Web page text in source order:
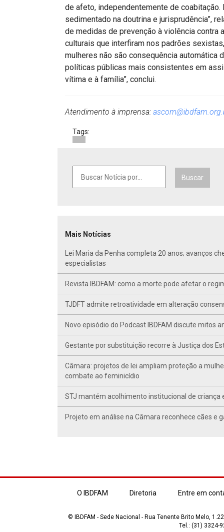
de afeto, independentemente de
sedimentado na doutrina e jurisprudência”,
de medidas de prevenção à violência contra
culturais que interfiram nos padrões
mulheres não são consequência automática
políticas públicas mais consistentes em
vítima e à família”, conclui.
Atendimento à imprensa:
Tags:
Buscar
Mais Notícias
Lei Maria da Penha completa 20 anos; avanços
especialistas
Revista IBDFAM: como a morte pode afetar o
TJDFT admite retroatividade em alteração
Novo episódio do Podcast IBDFAM discute mitos
Gestante por substituição recorre à Justiça dos
Câmara: projetos de lei ampliam proteção a
combate ao feminicídio
STJ mantém acolhimento institucional de criança
Projeto em análise na Câmara reconhece cães e
O IBDFAM Diretoria Entre em
© IBDFAM - Sede Nacional - Rua Tenente Brito Melo,
Tel.: (31) 3324-